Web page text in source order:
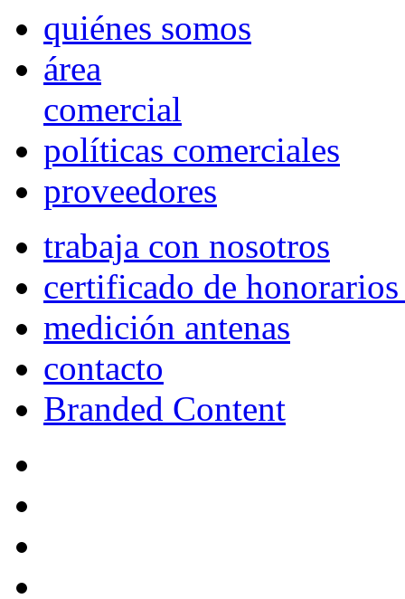
quiénes somos
área
comercial
políticas comerciales
proveedores
trabaja con nosotros
certificado de
medición antenas
contacto
Branded Content